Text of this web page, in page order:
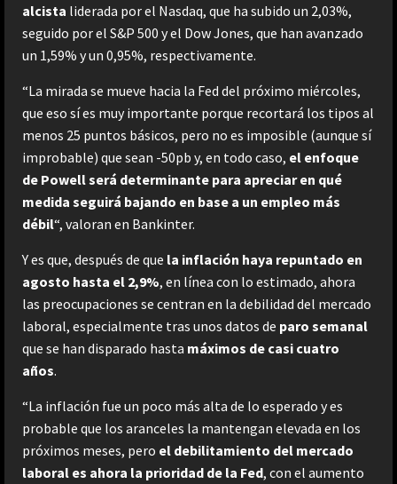
alcista liderada por el Nasdaq, que ha subido un 2,03%,
seguido por el S&P 500 y el Dow Jones, que han avanzado
un 1,59% y un 0,95%, respectivamente.
“La mirada se mueve hacia la Fed del próximo miércoles,
que eso sí es muy importante porque recortará los tipos al
menos 25 puntos básicos, pero no es imposible (aunque sí
improbable) que sean -50pb y, en todo caso, el enfoque
de Powell será determinante para apreciar en qué
medida seguirá bajando en base a un empleo más
débil“, valoran en Bankinter.
Y es que, después de que la inflación haya repuntado en
agosto hasta el 2,9%, en línea con lo estimado, ahora
las preocupaciones se centran en la debilidad del mercado
laboral, especialmente tras unos datos de paro semanal
que se han disparado hasta máximos de casi cuatro
años.
“La inflación fue un poco más alta de lo esperado y es
probable que los aranceles la mantengan elevada en los
próximos meses, pero el debilitamiento del mercado
laboral es ahora la prioridad de la Fed, con el aumento